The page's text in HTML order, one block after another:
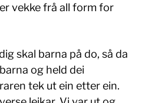
vekke frå all form for
skal barna på do, så da
og held dei
tek ut ein etter ein.